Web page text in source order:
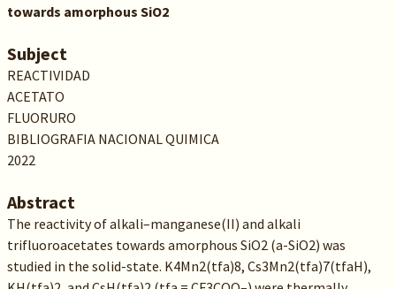
towards amorphous SiO2
Subject
REACTIVIDAD
ACETATO
FLUORURO
BIBLIOGRAFIA NACIONAL QUIMICA
2022
Abstract
The reactivity of alkali–manganese(II) and alkali
trifluoroacetates towards amorphous SiO2 (a-SiO2) was
studied in the solid-state. K4Mn2(tfa)8, Cs3Mn2(tfa)7(tfaH),